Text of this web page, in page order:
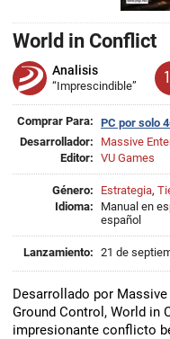
World in Conflict
Analisis
“Imprescindible”
Comprar Para: PC por solo
Desarrollador:
Massive
Editor: VU Games
Género: Estrategia,
Idioma:
Manual en
español
Lanzamiento: 21 de
Desarrollado por
Ground Control, World in
impresionante conflicto